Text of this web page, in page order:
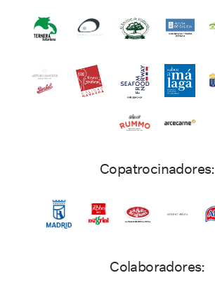
Copatrocinadores:
Colaboradores: